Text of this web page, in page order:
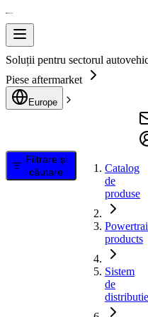
Soluții pentru sectorul
Piese aftermarket
Europe
Filtrare și
căutare
Catalog
de
produse
products
Sistem
de
distributie